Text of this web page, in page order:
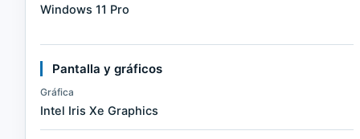
Windows 11 Pro
Pantalla y gráficos
Gráfica
Intel Iris Xe Graphics